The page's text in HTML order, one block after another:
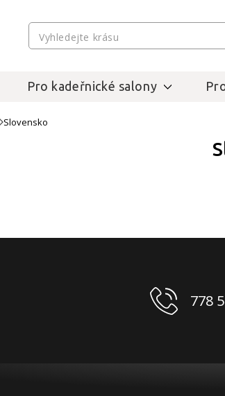
Pro kadeřnické salony
Slovensko
778